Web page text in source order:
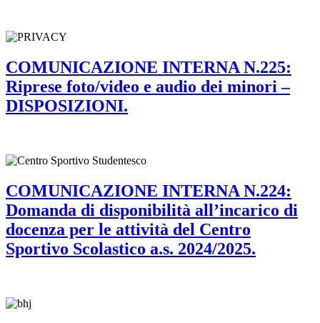
COMUNICAZIONE INTERNA N.225:
Riprese foto/video e audio dei minori –
DISPOSIZIONI.
COMUNICAZIONE INTERNA N.224:
Domanda di disponibilità all’incarico di
docenza per le attività del Centro
Sportivo Scolastico a.s. 2024/2025.